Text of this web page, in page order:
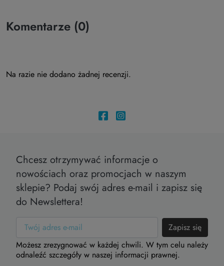
Komentarze (0)
Na razie nie dodano żadnej recenzji.
Chcesz otrzymywać informacje o
nowościach oraz promocjach w naszym
sklepie? Podaj swój adres e-mail i zapisz się
do Newslettera!
Możesz zrezygnować w każdej chwili. W tym celu należy
odnaleźć szczegóły w naszej informacji prawnej.